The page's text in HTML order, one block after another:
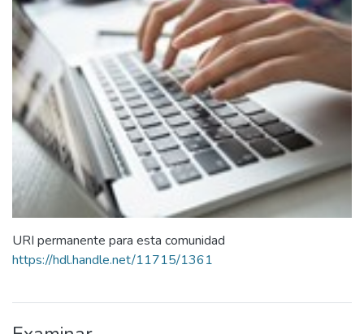
URI permanente para esta comunidad
https://hdl.handle.net/11715/1361